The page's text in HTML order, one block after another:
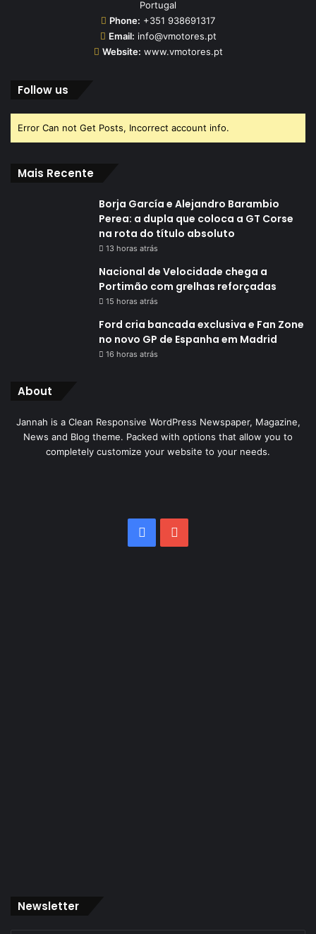
Portugal
Phone: +351 938691317
Email: info@vmotores.pt
Website: www.vmotores.pt
Follow us
Error Can not Get Posts, Incorrect account info.
Mais Recente
Borja García e Alejandro Barambio
Perea: a dupla que coloca a GT Corse
na rota do título absoluto
13 horas atrás
Nacional de Velocidade chega a
Portimão com grelhas reforçadas
15 horas atrás
Ford cria bancada exclusiva e Fan Zone
no novo GP de Espanha em Madrid
16 horas atrás
About
Jannah is a Clean Responsive WordPress Newspaper, Magazine,
News and Blog theme. Packed with options that allow you to
completely customize your website to your needs.
Facebook
Newsletter